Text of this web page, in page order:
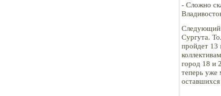
- Сложно
Следующий
Сургута.
пройдет
город 18 и
теперь уже